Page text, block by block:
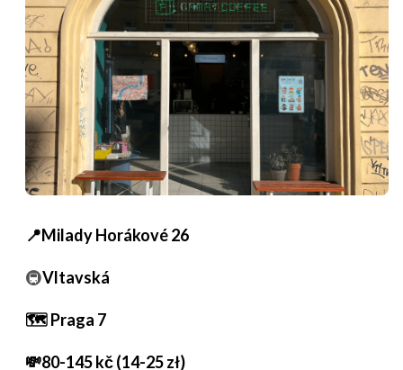
📍Milady Horákové 26
🚇Vltavská
🗺️ Praga 7
💸80-145 kč (14-25 zł)